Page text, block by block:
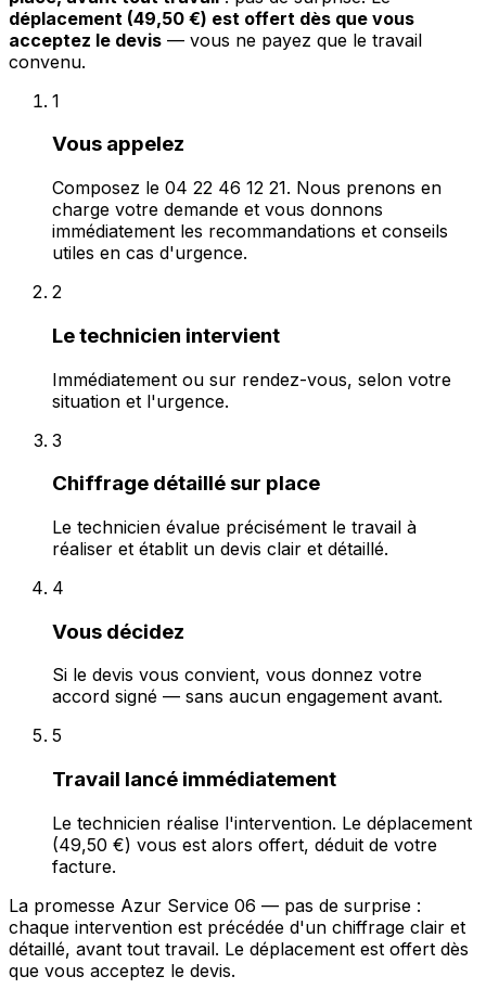
déplacement (49,50 €) est offert dès que vous
acceptez le devis — vous ne payez que le travail
convenu.
1
Vous appelez
Composez le 04 22 46 12 21. Nous prenons en
charge votre demande et vous donnons
immédiatement les recommandations et conseils
utiles en cas d'urgence.
2
Le technicien intervient
Immédiatement ou sur rendez-vous, selon votre
situation et l'urgence.
3
Chiffrage détaillé sur place
Le technicien évalue précisément le travail à
réaliser et établit un devis clair et détaillé.
4
Vous décidez
Si le devis vous convient, vous donnez votre
accord signé — sans aucun engagement avant.
5
Travail lancé immédiatement
Le technicien réalise l'intervention. Le déplacement
(49,50 €) vous est alors offert, déduit de votre
facture.
La promesse Azur Service 06 — pas de surprise :
chaque intervention est précédée d'un chiffrage clair et
détaillé, avant tout travail. Le déplacement est offert dès
que vous acceptez le devis.